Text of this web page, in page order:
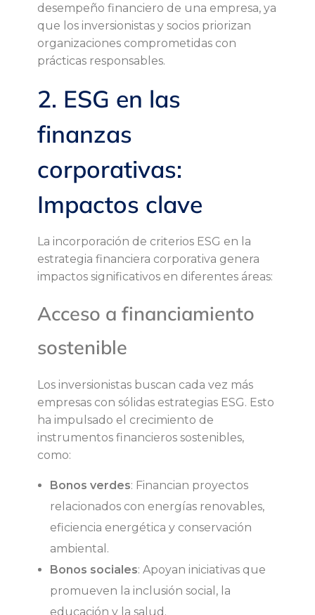
n
a
n
z
a
s
c
o
p
o
a
v
desempeño financiero de una empresa, ya
que los inversionistas y socios priorizan
organizaciones comprometidas con
prácticas responsables.
2. ESG en las
finanzas
corporativas:
Impactos clave
La incorporación de criterios ESG en la
estrategia financiera corporativa genera
impactos significativos en diferentes áreas:
Acceso a financiamiento
sostenible
Los inversionistas buscan cada vez más
empresas con sólidas estrategias ESG. Esto
ha impulsado el crecimiento de
instrumentos financieros sostenibles,
como:
Bonos verdes: Financian proyectos
relacionados con energías renovables,
eficiencia energética y conservación
ambiental.
Bonos sociales: Apoyan iniciativas que
promueven la inclusión social, la
educación y la salud.